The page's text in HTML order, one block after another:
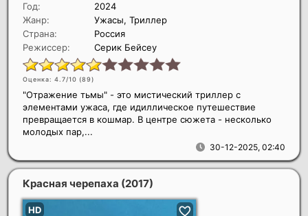
Год:
2024
Жанр:
Ужасы, Триллер
Страна:
Россия
Режиссер:
Серик Бейсеу
Оценка: 4.7/10 (89)
30-12-2025, 02:40
"Отражение тьмы" - это мистический триллер с
элементами ужаса, где идиллическое путешествие
превращается в кошмар. В центре сюжета - несколько
молодых пар,...
Красная черепаха (2017)